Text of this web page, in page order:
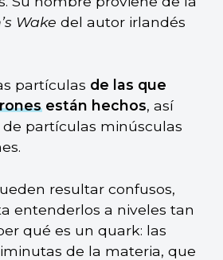
Wake del autor irlandés
partículas de las que
están hechos, así
partículas minúsculas
resultar confusos,
entenderlos a niveles tan
qué es un quark: las
de la materia, que